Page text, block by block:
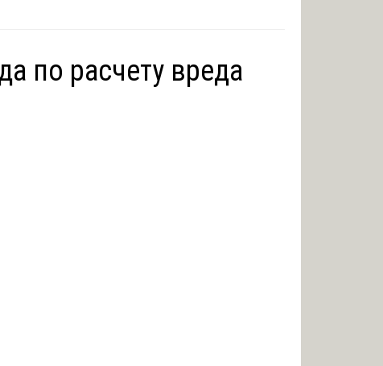
по расчету вреда